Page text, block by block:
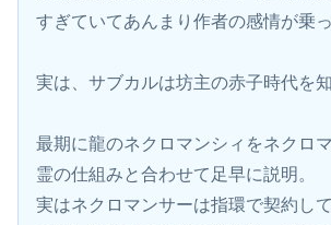
すぎていてあんまり作者の感情が乗っ
実は、サブカルは坊主の赤子時代を知
最期に龍のネクロマンシィをネクロ
霊の仕組みと合わせて足早に説明。
実はネクロマンサーは指環で契約し